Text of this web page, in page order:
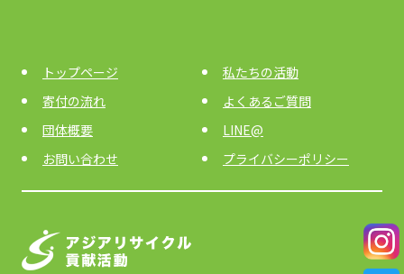
トップページ
私たちの活動
寄付の流れ
よくあるご質問
団体概要
LINE@
お問い合わせ
プライバシーポリシー